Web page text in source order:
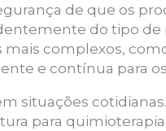
de que os
do tipo
complexos,
e contínua para
situações
para